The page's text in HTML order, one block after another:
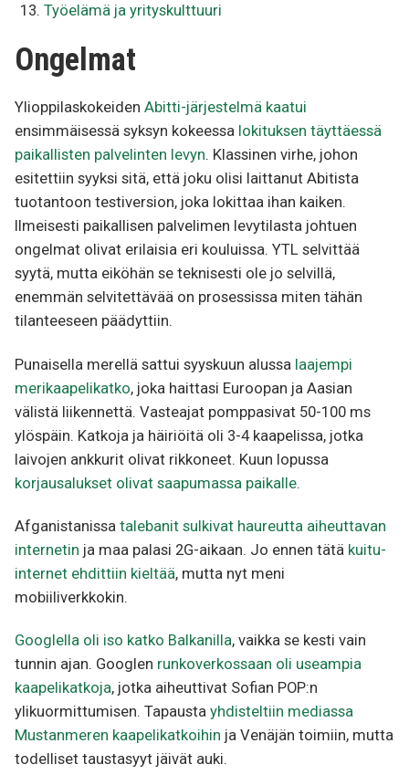
Työelämä ja yrityskulttuuri
Ongelmat
Ylioppilaskokeiden Abitti-järjestelmä kaatui
ensimmäisessä syksyn kokeessa lokituksen täyttäessä
paikallisten palvelinten levyn. Klassinen virhe, johon
esitettiin syyksi sitä, että joku olisi laittanut Abitista
tuotantoon testiversion, joka lokittaa ihan kaiken.
Ilmeisesti paikallisen palvelimen levytilasta johtuen
ongelmat olivat erilaisia eri kouluissa. YTL selvittää
syytä, mutta eiköhän se teknisesti ole jo selvillä,
enemmän selvitettävää on prosessissa miten tähän
tilanteeseen päädyttiin.
Punaisella merellä sattui syyskuun alussa laajempi
merikaapelikatko, joka haittasi Euroopan ja Aasian
välistä liikennettä. Vasteajat pomppasivat 50-100 ms
ylöspäin. Katkoja ja häiriöitä oli 3-4 kaapelissa, jotka
laivojen ankkurit olivat rikkoneet. Kuun lopussa
korjausalukset olivat saapumassa paikalle.
Afganistanissa talebanit sulkivat haureutta aiheuttavan
internetin ja maa palasi 2G-aikaan. Jo ennen tätä kuitu-
internet ehdittiin kieltää, mutta nyt meni
mobiiliverkkokin.
Googlella oli iso katko Balkanilla, vaikka se kesti vain
tunnin ajan. Googlen runkoverkossaan oli useampia
kaapelikatkoja, jotka aiheuttivat Sofian POP:n
ylikuormittumisen. Tapausta yhdisteltiin mediassa
Mustanmeren kaapelikatkoihin ja Venäjän toimiin, mutta
todelliset taustasyyt jäivät auki.